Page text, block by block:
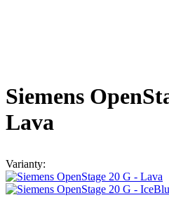
Siemens
Lava
Varianty: